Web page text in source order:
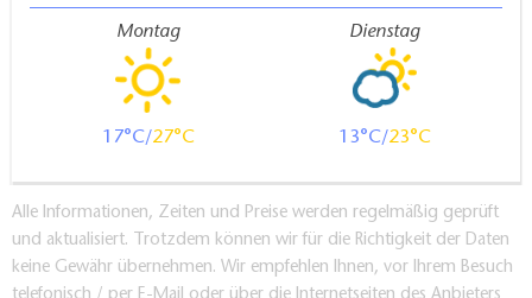
Montag
17 27
Dienstag
13 23
Alle Informationen, Zeiten und Preise werden regelmäßig geprüft
und aktualisiert. Trotzdem können wir für die Richtigkeit der Daten
keine Gewähr übernehmen. Wir empfehlen Ihnen, vor Ihrem Besuch